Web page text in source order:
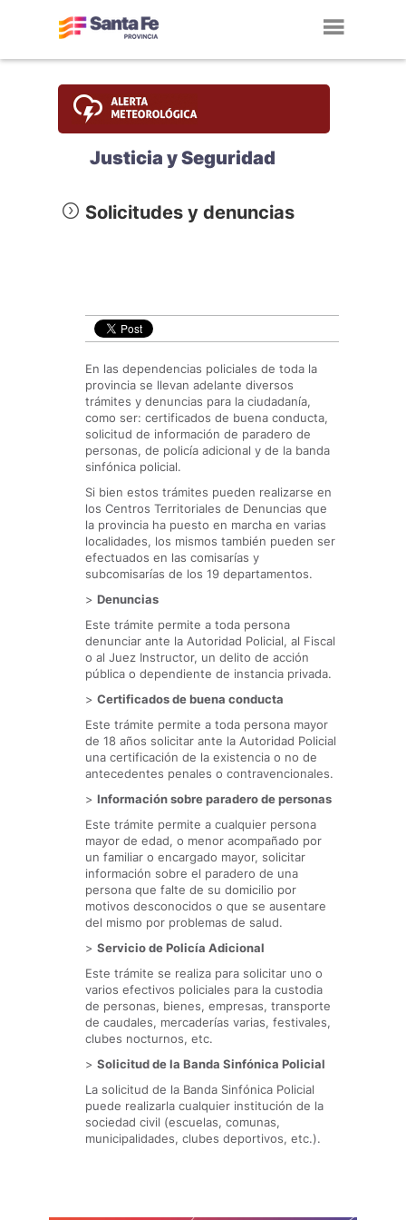
Justicia y Seguridad
Solicitudes y denuncias
En las dependencias policiales de toda la
provincia se llevan adelante diversos
trámites y denuncias para la ciudadanía,
como ser: certificados de buena conducta,
solicitud de información de paradero de
personas, de policía adicional y de la banda
sinfónica policial.
Si bien estos trámites pueden realizarse en
los Centros Territoriales de Denuncias que
la provincia ha puesto en marcha en varias
localidades, los mismos también pueden ser
efectuados en las comisarías y
subcomisarías de los 19 departamentos.
> Denuncias
Este trámite permite a toda persona
denunciar ante la Autoridad Policial, al Fiscal
o al Juez Instructor, un delito de acción
pública o dependiente de instancia privada.
> Certificados de buena conducta
Este trámite permite a toda persona mayor
de 18 años solicitar ante la Autoridad Policial
una certificación de la existencia o no de
antecedentes penales o contravencionales.
> Información sobre paradero de personas
Este trámite permite a cualquier persona
mayor de edad, o menor acompañado por
un familiar o encargado mayor, solicitar
información sobre el paradero de una
persona que falte de su domicilio por
motivos desconocidos o que se ausentare
del mismo por problemas de salud.
> Servicio de Policía Adicional
Este trámite se realiza para solicitar uno o
varios efectivos policiales para la custodia
de personas, bienes, empresas, transporte
de caudales, mercaderías varias, festivales,
clubes nocturnos, etc.
> Solicitud de la Banda Sinfónica Policial
La solicitud de la Banda Sinfónica Policial
puede realizarla cualquier institución de la
sociedad civil (escuelas, comunas,
municipalidades, clubes deportivos, etc.).